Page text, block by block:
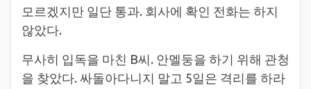
모르겠지만 일단 통과. 회사에 확인 전화는 하지
않았다.
무사히 입독을 마친 B씨. 안멜둥을 하기 위해 관청
을 찾았다. 싸돌아다니지 말고 5일은 격리를 하라